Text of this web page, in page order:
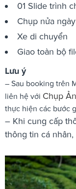
01 Slide trình
Chụp nửa ngày
Xe di chuyển
Giao toàn bộ
Lưu ý
– Sau booking trên
liên hệ với Chụp
thực hiện các bước
– Khi cung cấp
thông tin cá